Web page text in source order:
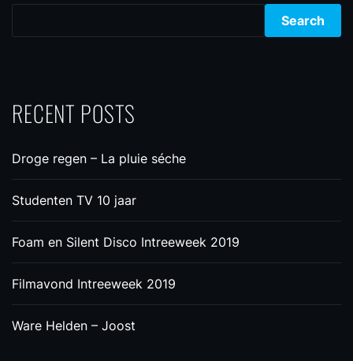
Search
RECENT POSTS
Droge regen – La pluie séche
Studenten TV 10 jaar
Foam en Silent Disco Intreeweek 2019
Filmavond Intreeweek 2019
Ware Helden – Joost